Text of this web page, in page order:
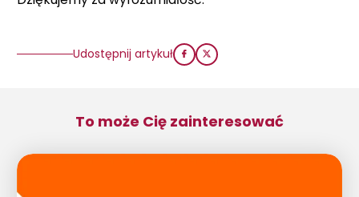
Udostępnij artykuł
To może Cię zainteresować